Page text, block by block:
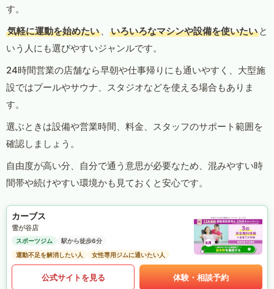
す。
気軽に運動を始めたい 、 いろいろなマシンや設備を使いたい と
いう人にも選びやすいジャンルです。
24時間営業の店舗なら早朝や仕事帰りにも通いやすく、大型施
設ではプールやサウナ、スタジオなどを使える場合もありま
す。
選ぶときは設備や営業時間、料金、スタッフのサポート範囲を
確認しましょう。
自由度が高い分、自分で通う意思が必要なため、混みやすい時
間帯や続けやすい環境かも見ておくと安心です。
カーブス
雪が谷店
スポーツジム
駅から徒歩6分
運動不足を解消したい人
女性専用ジムに通いたい人
公式サイトを見る 体験・相談予約